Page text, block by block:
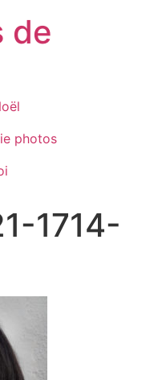
de
photos
1714-